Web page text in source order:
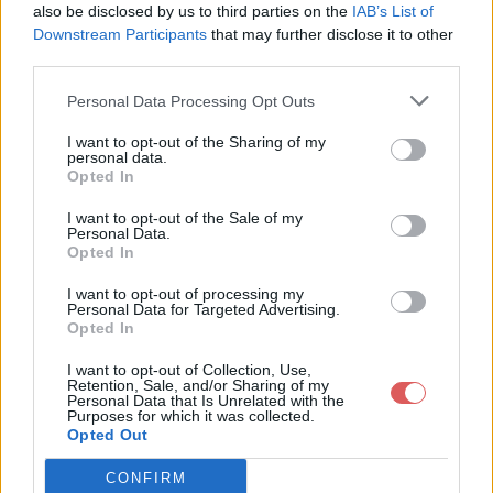
also be disclosed by us to third parties on the IAB’s List of
Downstream Participants that may further disclose it to other
Personal Data Processing Opt Outs
I want to opt-out of the Sharing of my
personal data.
Opted In
I want to opt-out of the Sale of my
Personal Data.
Opted In
I want to opt-out of processing my
Personal Data for Targeted Advertising.
Opted In
I want to opt-out of Collection, Use,
Retention, Sale, and/or Sharing of my
Personal Data that Is Unrelated with the
Purposes for which it was collected.
Opted Out
CONFIRM
Partager le fichier
yolobrain2.0.zip sur le Web et
les réseaux sociaux:
Télécharger le fichier yolobrain2.
0.zip